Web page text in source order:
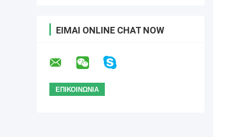
ΕΊΜΑΙ ONLINE CHAT NOW